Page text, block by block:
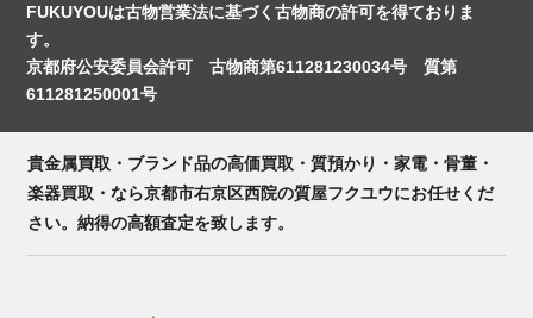
FUKUYOUは古物営業法に基づく古物商の許可を得ておりま
す。
京都府公安委員会許可 古物商第611281230034号 質第
611281250001号
貴金属買取・ブランド品の高価買取・質預かり・家電・骨董・
楽器買取・なら京都市右京区西院の質屋フクユウにお任せくだ
さい。納得の高額査定を致します。